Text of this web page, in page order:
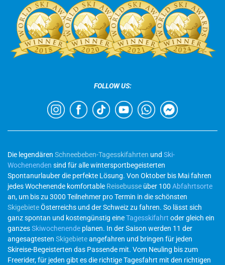
FOLLOW US:
Die legendären Schneebeben-Tagesskifahrten und Ski-
Wochenenden sind für alle wintersportbegeisterten
Spontanurlauber die perfekte Lösung. Von Oktober bis Mai fahren
jedes Wochenende komfortable Reisebusse über 100 Abfahrtsorte
an, um bis zu 3000 Teilnehmer pro Termin in die schönsten
SkigebieteÖsterreichs und der Schweiz zu fahren. So lässt sich
ganz spontan und kostengünstig eineTagesskifahrt oder gleich ein
ganzesSkiwochenende planen. In der Saison werden 11 der
angesagtesten Skigebieteangefahren und bringen für jeden
Skireise-Begeisterten das Passende mit. Vom Neuling bis zum
Freerider, für jeden gibt es die richtige Tagesfahrt mit den richtigen